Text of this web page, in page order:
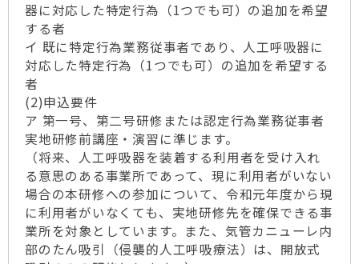
器に対応した特定行為（1つでも可）の追加を希望
する者
イ 既に特定行為業務従事者であり、人工呼吸器に
対応した特定行為（1つでも可）の追加を希望する
者
(2)申込要件
ア 第一号、第二号研修または認定行為業務従事者
実地研修前講座・演習に準じます。
（将来、人工呼吸器を装着する利用者を受け入れ
る意思のある事業所であって、現に利用者がいない
場合の本研修への参加について、令和元年度から現
に利用者がいなくても、実地研修先を確保できる事
業所を対象としています。また、気管カニューレ内
部のたん吸引（侵襲的人工呼吸療法）は、開放式